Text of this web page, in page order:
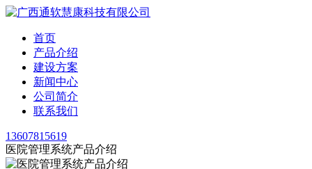
首页
产品介绍
建设方案
新闻中心
公司简介
联系我们
13607815619
医院管理系统产品介绍